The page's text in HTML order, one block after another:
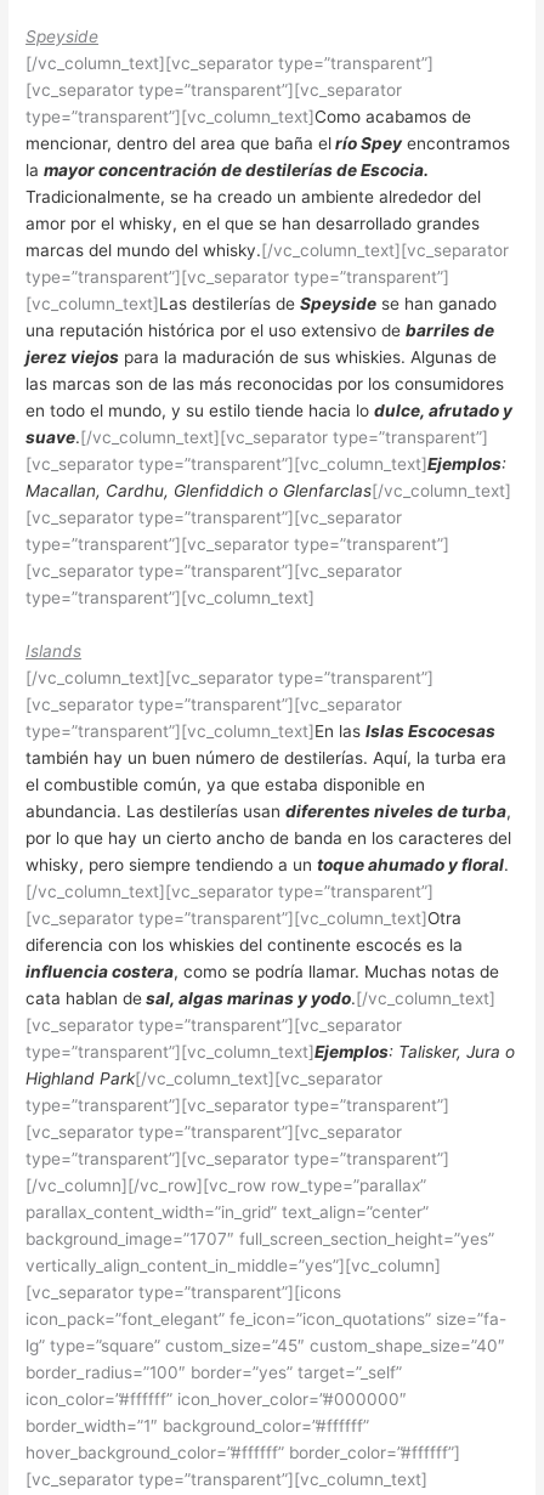
Speyside
[/vc_column_text][vc_separator type=”transparent”]
[vc_separator type=”transparent”][vc_separator
type=”transparent”][vc_column_text]Como acabamos de
mencionar, dentro del area que baña elrío Speyencontramos
lamayor concentración de destilerías de Escocia.
Tradicionalmente, se ha creado un ambiente alrededor del
amor por el whisky, en el que se han desarrollado grandes
marcas del mundo del whisky.[/vc_column_text][vc_separator
type=”transparent”][vc_separator type=”transparent”]
[vc_column_text]Las destilerías deSpeyside se han ganado
una reputación histórica por el uso extensivo debarriles de
jerez viejos para la maduración de sus whiskies. Algunas de
las marcas son de las más reconocidas por los consumidores
en todo el mundo, y su estilo tiende hacia lodulce, afrutado y
suave.[/vc_column_text][vc_separator type=”transparent”]
[vc_separator type=”transparent”][vc_column_text]Ejemplos:
Macallan, Cardhu, Glenfiddich o Glenfarclas[/vc_column_text]
[vc_separator type=”transparent”][vc_separator
type=”transparent”][vc_separator type=”transparent”]
[vc_separator type=”transparent”][vc_separator
type=”transparent”][vc_column_text]
Islands
[/vc_column_text][vc_separator type=”transparent”]
[vc_separator type=”transparent”][vc_separator
type=”transparent”][vc_column_text]En lasIslas Escocesas
también hay un buen número de destilerías. Aquí, la turba era
el combustible común, ya que estaba disponible en
abundancia. Las destilerías usandiferentes niveles de turba,
por lo que hay un cierto ancho de banda en los caracteres del
whisky, pero siempre tendiendo a untoque ahumado y floral.
[/vc_column_text][vc_separator type=”transparent”]
[vc_separator type=”transparent”][vc_column_text]Otra
diferencia con los whiskies del continente escocés es la
influencia costera, como se podría llamar. Muchas notas de
cata hablan desal, algas marinas y yodo.[/vc_column_text]
[vc_separator type=”transparent”][vc_separator
type=”transparent”][vc_column_text]Ejemplos: Talisker, Jura o
Highland Park[/vc_column_text][vc_separator
type=”transparent”][vc_separator type=”transparent”]
[vc_separator type=”transparent”][vc_separator
type=”transparent”][vc_separator type=”transparent”]
[/vc_column][/vc_row][vc_row row_type=”parallax”
parallax_content_width=”in_grid” text_align=”center”
background_image=”1707″ full_screen_section_height=”yes”
vertically_align_content_in_middle=”yes”][vc_column]
[vc_separator type=”transparent”][icons
icon_pack=”font_elegant” fe_icon=”icon_quotations” size=”fa-
lg” type=”square” custom_size=”45″ custom_shape_size=”40″
border_radius=”100″ border=”yes” target=”_self”
icon_color=”#ffffff” icon_hover_color=”#000000″
border_width=”1″ background_color=”#ffffff”
hover_background_color=”#ffffff” border_color=”#ffffff”]
[vc_separator type=”transparent”][vc_column_text]